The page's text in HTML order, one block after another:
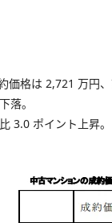
価格は 2,721 万円、
落。
3.0 ポイント上昇。